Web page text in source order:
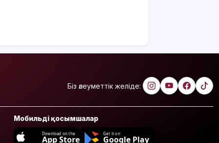
Біз әлеуметтік желіде:
Мобильді қосымшалар
Download on the
App Store
Get it on
Google Play